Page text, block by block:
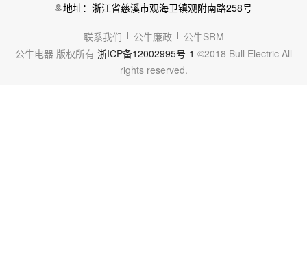
地址：浙江省慈溪市观海卫镇观附南路258号
联系我们 公牛廉政
公牛SRM
公牛电器 版权所有 浙ICP备12002995号-1 ©2018 Bull Electric All
rights reserved.